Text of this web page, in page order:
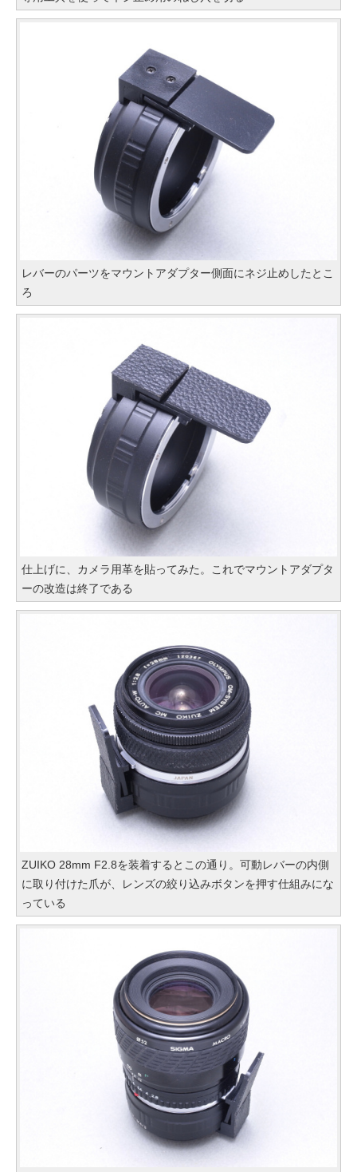
レバーのパーツをマウントアダプター側面にネジ止めしたとこ
ろ
仕上げに、カメラ用革を貼ってみた。これでマウントアダプタ
ーの改造は終了である
ZUIKO 28mm F2.8を装着するとこの通り。可動レバーの内側
に取り付けた爪が、レンズの絞り込みボタンを押す仕組みにな
っている